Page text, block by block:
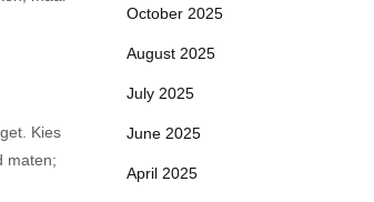
Kies
maten;
October 2025
August 2025
July 2025
June 2025
April 2025